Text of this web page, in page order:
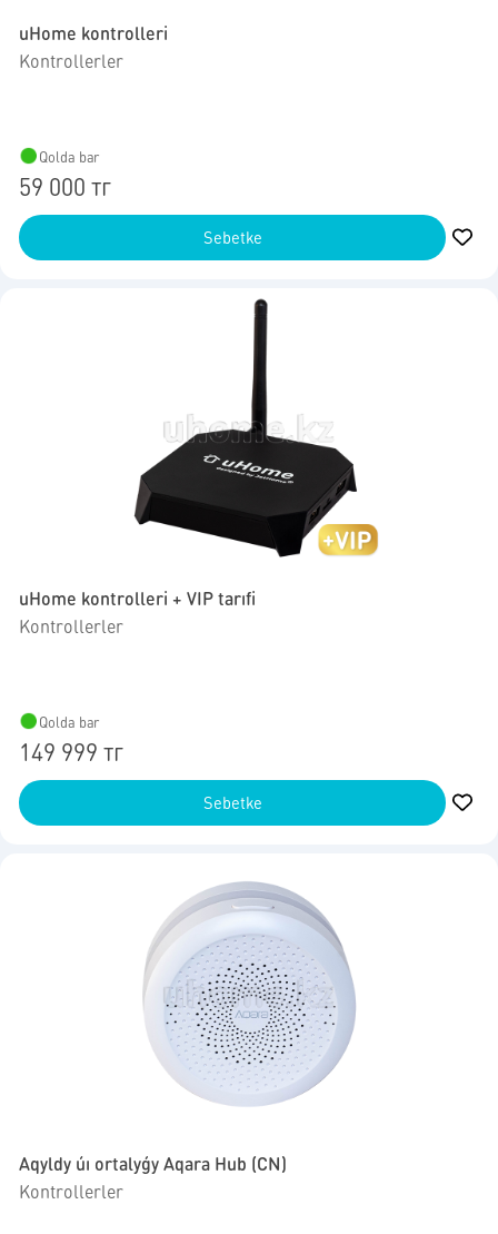
uHome kontrolleri
Kontrollerler
Qolda bar
59 000 тг
Sebetke
uHome kontrolleri + VIP tarıfi
Kontrollerler
Qolda bar
149 999 тг
Sebetke
Aqyldy úı ortalyǵy Aqara Hub (CN)
Kontrollerler